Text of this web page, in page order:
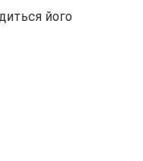
його